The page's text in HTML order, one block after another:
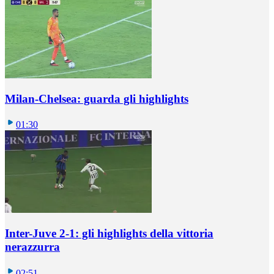
Milan-Chelsea: guarda gli highlights
01:30
Inter-Juve 2-1: gli highlights della vittoria
nerazzurra